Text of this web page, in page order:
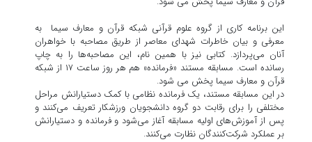
این برنامه کاری از گروه علوم قرآنی شبکه قرآن و معارف سیما به
معرفی و بیان خاطرات شهدای معاصر از طریق مصاحبه با خواهران
آنان می‌پردازد. کتابی نیز با همین نام، این مصاحبه‌ها را به چاپ
رسانده است. مسابقه مستند «فرمانده» هم هر روز ساعت ۱۷ از شبکه
قرآن و معارف سیما پخش می شود.
در این مسابقه مستند، یک فرمانده نظامی با کمک دستیارانش مراحل
مختلفی را برای رقابت دو گروه دانشجویان ورزشکار تعریف می‌کنند و
پس از آموزش‌های اولیه مسابقه آغاز می‌شود و فرمانده و دستیارانش
بر عملکرد شرکت‌کنندگان نظارت می‌کنند.